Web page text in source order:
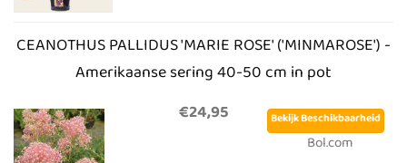
CEANOTHUS PALLIDUS 'MARIE ROSE' ('MINMAROSE') -
Amerikaanse sering 40-50 cm in pot
€24,95
Bekijk Beschikbaarheid
Bol.com